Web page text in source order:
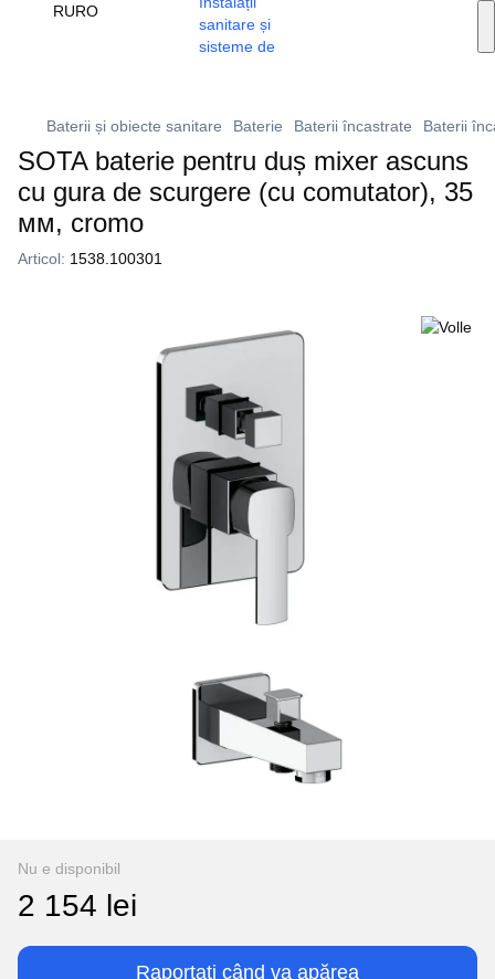
Servicii de instalare
🔥 Promoții și reduceri
RURO
Baterii și obiecte sanitare Baterie Baterii încastrate Baterii
SOTA baterie pentru duș mixer ascuns
cu gura de scurgere (cu comutator), 35
мм, cromo
Articol: 1538.100301
Nu e disponibil
2 154 lei
Raportați când va apărea